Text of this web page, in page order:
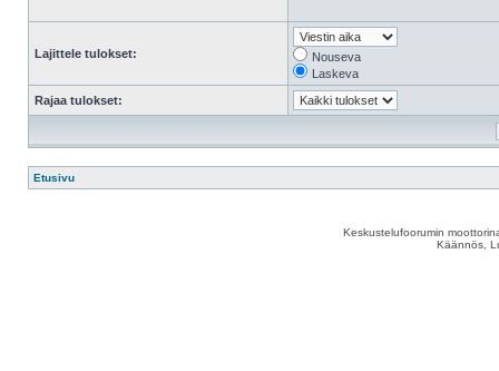
Lajittele tulokset:
Nouseva
Laskeva
Rajaa tulokset:
Etusivu
Keskustelufoorumin
Käännös,